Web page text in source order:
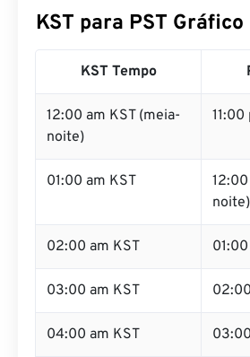
KST para PST Gráfico
KST Tempo
12:00 am KST (meia-
noite)
11:00
01:00 am KST
noite)
02:00 am KST
03:00 am KST
04:00 am KST